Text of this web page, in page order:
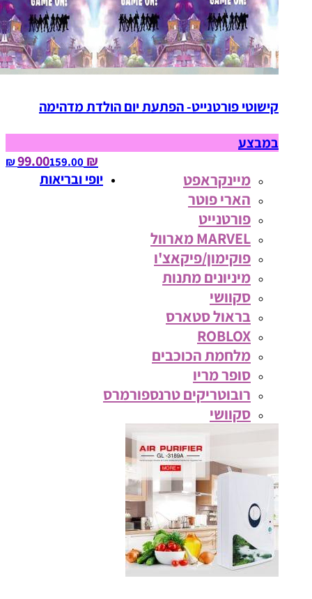
קישוטי פורטנייט- הפתעת יום הולדת מדהימה
במבצע
₪ 99.00
159.00‏ ₪
מיינקראפט
הארי פוטר
פורטנייט
MARVEL מארוול
פוקימון/פיקאצ'ו
מיניונים מתנות
סקוושי
בראול סטארס
ROBLOX
מלחמת הכוכבים
סופר מריו
רובוטריקים טרנספורמרס
סקוושי
יופי ובריאות